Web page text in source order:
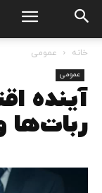
خانه عمومی
عمومی
آینده